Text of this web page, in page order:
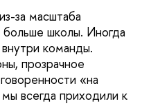
за масштаба
школы. Иногда
команды.
прозрачное
«на
всегда приходили к